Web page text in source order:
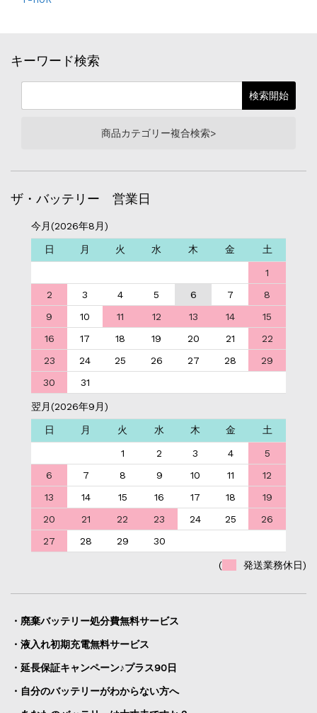
キーワード検索
商品カテゴリー複合検索>
ザ・バッテリー 営業日
今月(2026年8月)
日 月 火 水 木 金 土
1
2
3 4 5 6 7
8
9
10 11 12 13 14
15
16
17 18 19 20 21
22
23
24 25 26 27 28
29
30
31
翌月(2026年9月)
日 月 火 水 木 金 土
1 2 3 4
5
6
7 8 9 10 11
12
13
14 15 16 17 18
19
20
21 22 23 24 25
26
27
28 29 30
( 発送業務休日)
・廃棄バッテリー処分費無料サービス
・液入れ初期充電無料サービス
・延長保証キャンペーン♪プラス90日
・自分のバッテリーがわからない方へ